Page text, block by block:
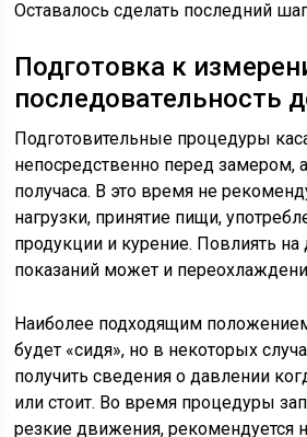
Оставалось сделать последний
Подготовка к
последовательность
Подготовительные процедуры
непосредственно перед замером,
получаса. В это время не
нагрузки, принятие пищи,
продукции и курение. Повлиять на
показаний может и
Наиболее подходящим
будет «сидя», но в некоторых
получить сведения о давлении
или стоит. Во время процедуры
резкие движения, рекомендуется